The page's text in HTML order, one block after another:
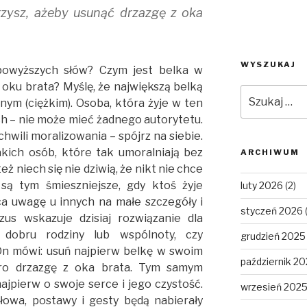
ażeby usunąć drzazgę z oka
słów? Czym jest belka w
brata? Myślę, że największą belką
(ciężkim). Osoba, która żyje w ten
– nie może mieć żadnego autorytetu.
moralizowania – spójrz na siebie.
osób, które tak umoralniają bez
niech się nie dziwią, że nikt nie chce
tym śmieszniejsze, gdy ktoś żyje
uwagę u innych na małe szczegóły i
wskazuje dzisiaj rozwiązanie dla
rodziny lub wspólnoty, czy
mówi: usuń najpierw belkę w swoim
drzazgę z oka brata. Tym samym
o swoje serce i jego czystość.
postawy i gesty będą nabierały
WYSZUKAJ
ARCHIWUM
luty 2026 (2)
styczeń 2026
grudzień 2025
październik
wrzesień 2025